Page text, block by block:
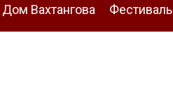
Дом Вахтангова
Фестиваль